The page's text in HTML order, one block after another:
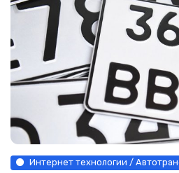
Интернет технологии /